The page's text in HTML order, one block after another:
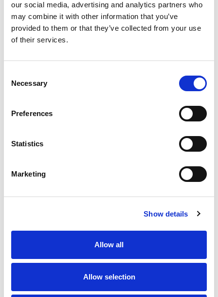
our social media, advertising and analytics partners who
may combine it with other information that you’ve
provided to them or that they’ve collected from your use
of their services.
Selection
Necessary
Preferences
Statistics
Marketing
Show details
Allow all
Allow selection